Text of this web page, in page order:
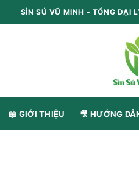
SÌN SÚ VŨ MINH - TỔNG ĐẠI
📖 GIỚI THIỆU 🎥 HƯỚNG